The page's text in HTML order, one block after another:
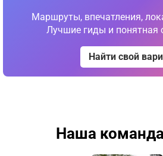
Маршруты, впечатления,
Лучшие гиды и понятная
Найти свой
Наша